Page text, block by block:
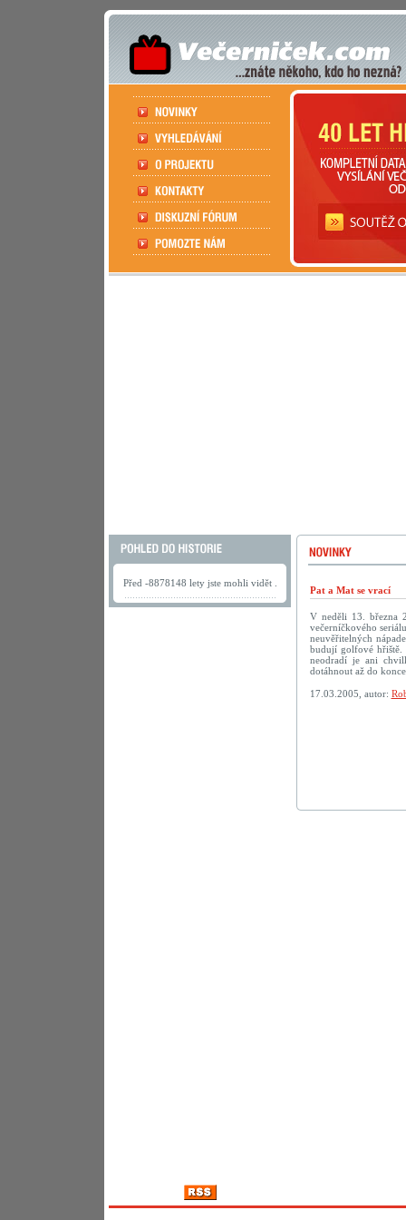
Před -8878148 lety jste mohli vidět .
Pat a Mat se vrací
V neděli 13. března
večerníčkového
neuvěřitelných
budují golfové hřiště.
neodradí je ani
dotáhnout až do
17.03.2005, autor: